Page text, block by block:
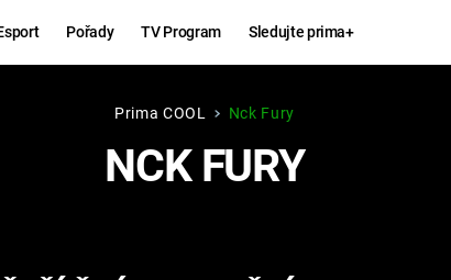
Pořady TV Program Sledujte prima+
Hry
Prima COOL Nck Fury
NCK FURY